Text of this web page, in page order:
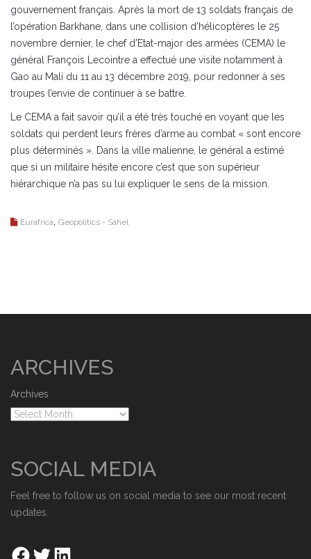
gouvernement français. Après la mort de 13 soldats français de
l’opération Barkhane, dans une collision d’hélicoptères le 25
novembre dernier, le chef d’Etat-major des armées (CEMA) le
général François Lecointre a effectué une visite notamment à
Gao au Mali du 11 au 13 décembre 2019, pour redonner à ses
troupes l’envie de continuer à se battre.
Le CEMA a fait savoir qu’il a été très touché en voyant que les
soldats qui perdent leurs frères d’arme au combat « sont encore
plus déterminés ». Dans la ville malienne, le général a estimé
que si un militaire hésite encore c’est que son supérieur
hiérarchique n’a pas su lui expliquer le sens de la mission.
Eurafrica, Geopolitics - Sahel
ARCHIVES
Archives
SOCIAL MEDIA
Feel free to follow us on social media to see our most recent
updates.